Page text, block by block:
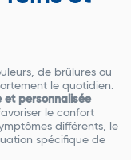
de brûlures ou
le quotidien.
personnalisée
le confort
différents, le
spécifique de